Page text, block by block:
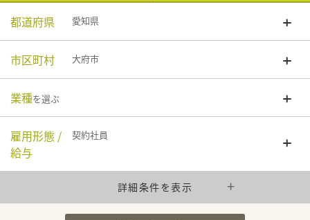
都道府県 愛知県
市区町村 大府市
業種を選ぶ
雇用形態 /
給与
契約社員
詳細条件を表示